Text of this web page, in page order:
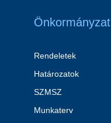
Önkormányzat
Rendeletek
Határozatok
SZMSZ
Munkaterv